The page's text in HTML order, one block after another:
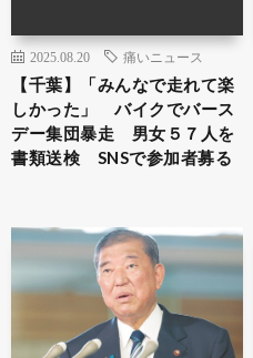
2025.08.20 痛いニュース
【千葉】「みんなで走れて楽
しかった」 バイクでバース
デー集団暴走 男女５７人を
書類送検 SNSで参加者募る